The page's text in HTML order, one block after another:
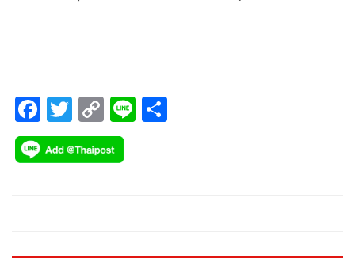
F
ac
e
T
wi
tt
C
o
p
Li